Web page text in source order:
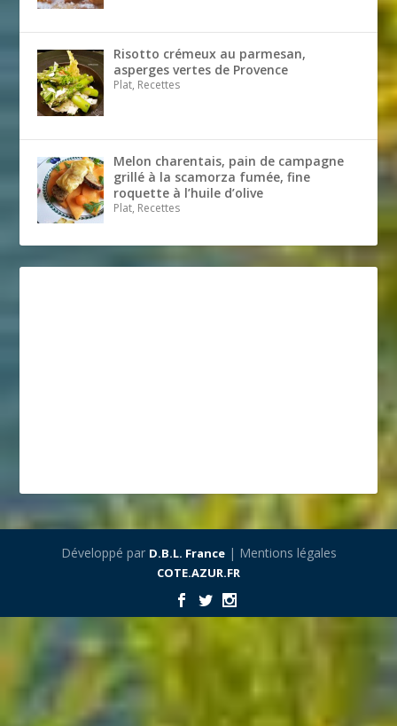
Risotto crémeux au parmesan,
asperges vertes de Provence
Plat, Recettes
Melon charentais, pain de campagne
grillé à la scamorza fumée, fine
roquette à l’huile d’olive
Plat, Recettes
Développé par D.B.L. France| Mentions légales
COTE.AZUR.FR